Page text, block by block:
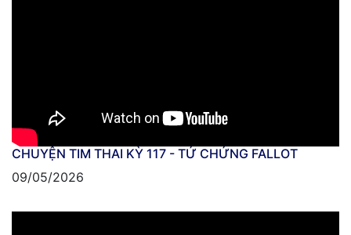
CHUYỆN TIM THAI KỲ 117 - TỨ CHỨNG FALLOT
09/05/2026